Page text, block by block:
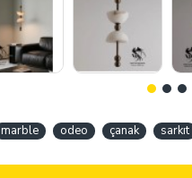
marble odeo çanak sarkıt